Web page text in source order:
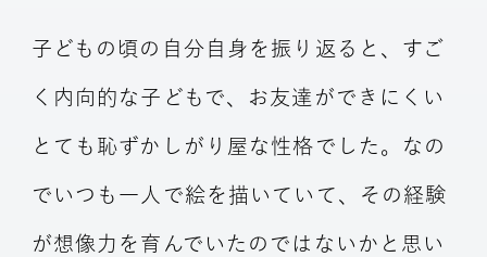
子どもの頃の自分自身を振り返ると、すご
く内向的な子どもで、お友達ができにくい
とても恥ずかしがり屋な性格でした。なの
でいつも一人で絵を描いていて、その経験
が想像力を育んでいたのではないかと思い